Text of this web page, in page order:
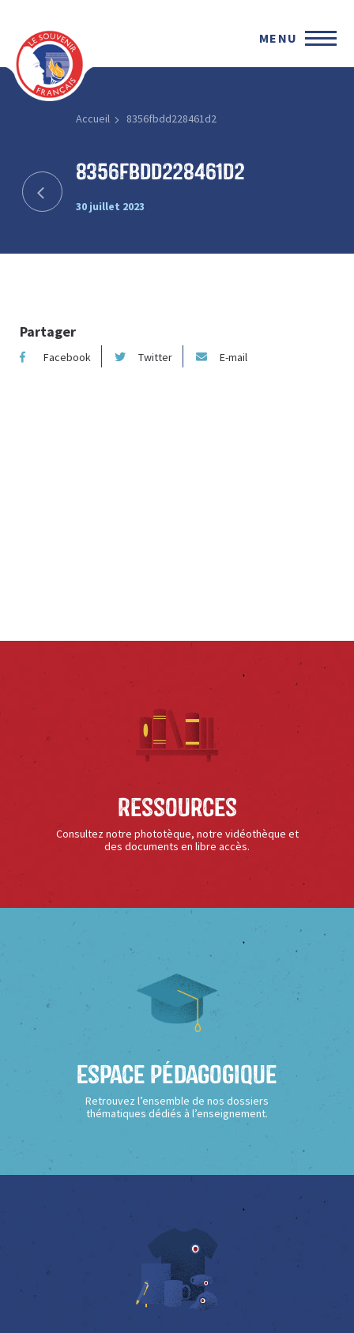
MENU
Accueil 8356fbdd228461d2
8356fbdd228461d2
30 juillet 2023
Partager
Facebook Twitter E-mail
Ressources
Consultez notre phototèque, notre vidéothèque et
des documents en libre accès.
Espace Pédagogique
Retrouvez l’ensemble de nos dossiers
thématiques dédiés à l’enseignement.